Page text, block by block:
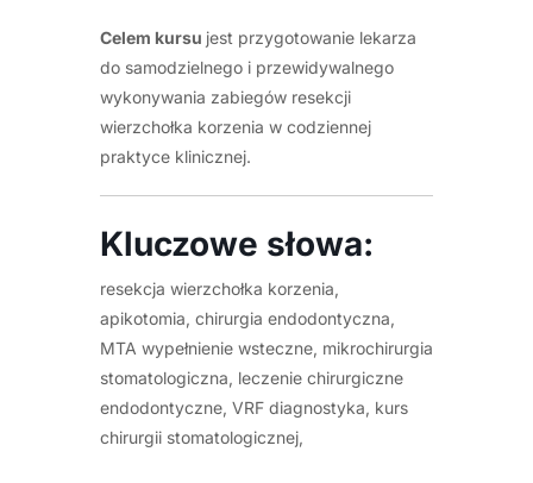
Celem kursu jest przygotowanie lekarza
do samodzielnego i przewidywalnego
wykonywania zabiegów resekcji
wierzchołka korzenia w codziennej
praktyce klinicznej.
Kluczowe słowa:
resekcja wierzchołka korzenia,
apikotomia, chirurgia endodontyczna,
MTA wypełnienie wsteczne, mikrochirurgia
stomatologiczna, leczenie chirurgiczne
endodontyczne, VRF diagnostyka, kurs
chirurgii stomatologicznej,